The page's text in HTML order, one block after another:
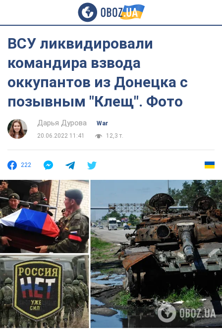
ВСУ ликвидировали
командира взвода
оккупантов из Донецка с
позывным "Клещ". Фото
Дарья Дурова
War
20.06.2022 11:41
12,3 т.
222